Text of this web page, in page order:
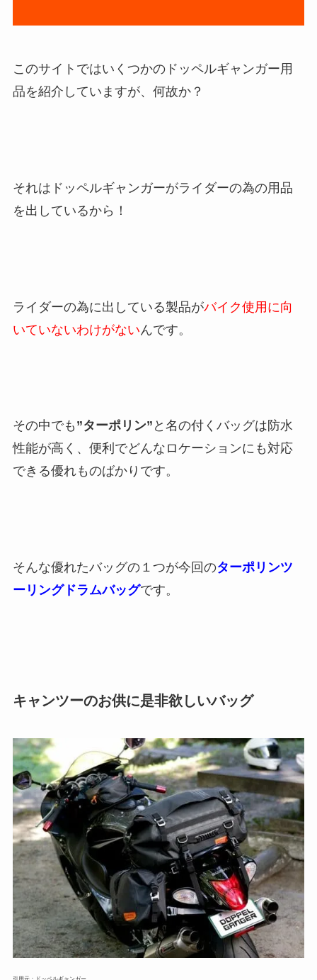
このサイトではいくつかのドッペルギャンガー用
品を紹介していますが、何故か？
それはドッペルギャンガーがライダーの為の用品
を出しているから！
ライダーの為に出している製品がバイク使用に向
いていないわけがないんです。
その中でも ”ターポリン” と名の付くバッグは防水
性能が高く、便利でどんなロケーションにも対応
できる優れものばかりです。
そんな優れたバッグの１つが今回のターポリンツ
ーリングドラムバッグです。
キャンツーのお供に是非欲しいバッグ
引用元：ドッペルギャンガー